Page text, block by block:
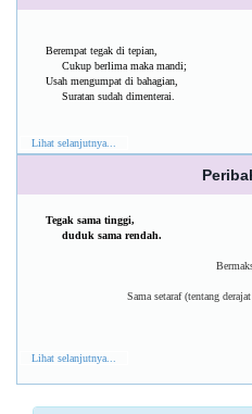
Berempat tegak di tepian,
Cukup berlima maka mandi;
Usah mengumpat di bahagian,
Suratan sudah dimenterai.
Lihat selanjutnya...
Tegak sama tinggi,
duduk sama rendah.
Sama setaraf (tentang
Lihat selanjutnya...